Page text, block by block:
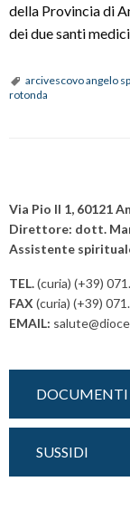
della Provincia di
dei due santi
arcivescovo angelo
rotonda
o
s
t
N
a
v
g
t
Via Pio II 1, 60121
Direttore: dott.
Assistente
TEL.(curia) (+39)
FAX (curia) (+39)
EMAIL:
DOCUMENTI
SUSSIDI